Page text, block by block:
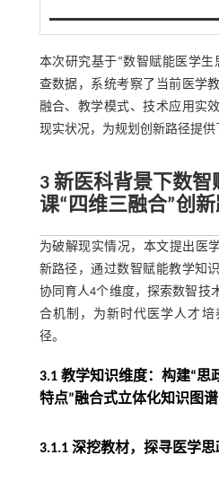
本次研究基于“数智赋能医学生
查数据，系统考察了当前医学
融合、教学模式、技术应用实
现实状况，为规划创新路径提供
3 新医科背景下数
课“四维三融合”创
为破解现实情况，本文提出医
新路径，通过数智赋能教学知
协同育人4个维度，探索数智技
合机制，为新时代医学人才
径。
3.1 教学知识维度：构建“思
特点”融合式立体化知识图谱
3.1.1 深挖教材，探寻医学思